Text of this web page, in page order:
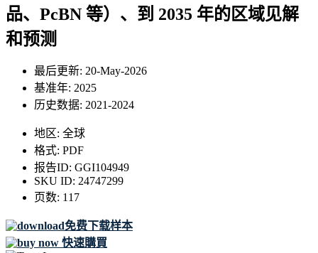
品、PcBN 等）、到 2035 年的区域见解
和预测
最后更新: 20-May-2026
基准年: 2025
历史数据: 2021-2024
地区: 全球
格式: PDF
报告ID: GGI104949
SKU ID: 24747299
页数: 117
免费下载样本
快速購買